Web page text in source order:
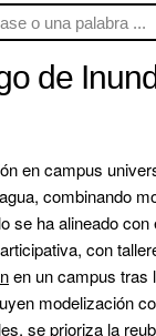
de
en campus
combinando
se ha alineado
con
en un campus tras
modelización
se prioriza la